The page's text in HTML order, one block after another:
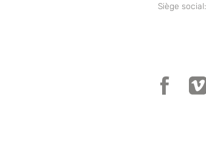
Siège